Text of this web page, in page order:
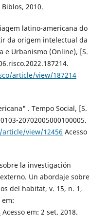
2010.
latino-americana do
da origem intelectual da
e Urbanismo (Online), [S.
article/view/187214
. Tempo Social, [S.
20702005000100005.
view/12456 Acesso
la investigación
Un abordaje sobre
del habitat, v. 15, n. 1,
em:
Acesso em: 2 set. 2018.